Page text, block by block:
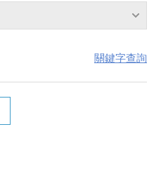
關鍵字查詢